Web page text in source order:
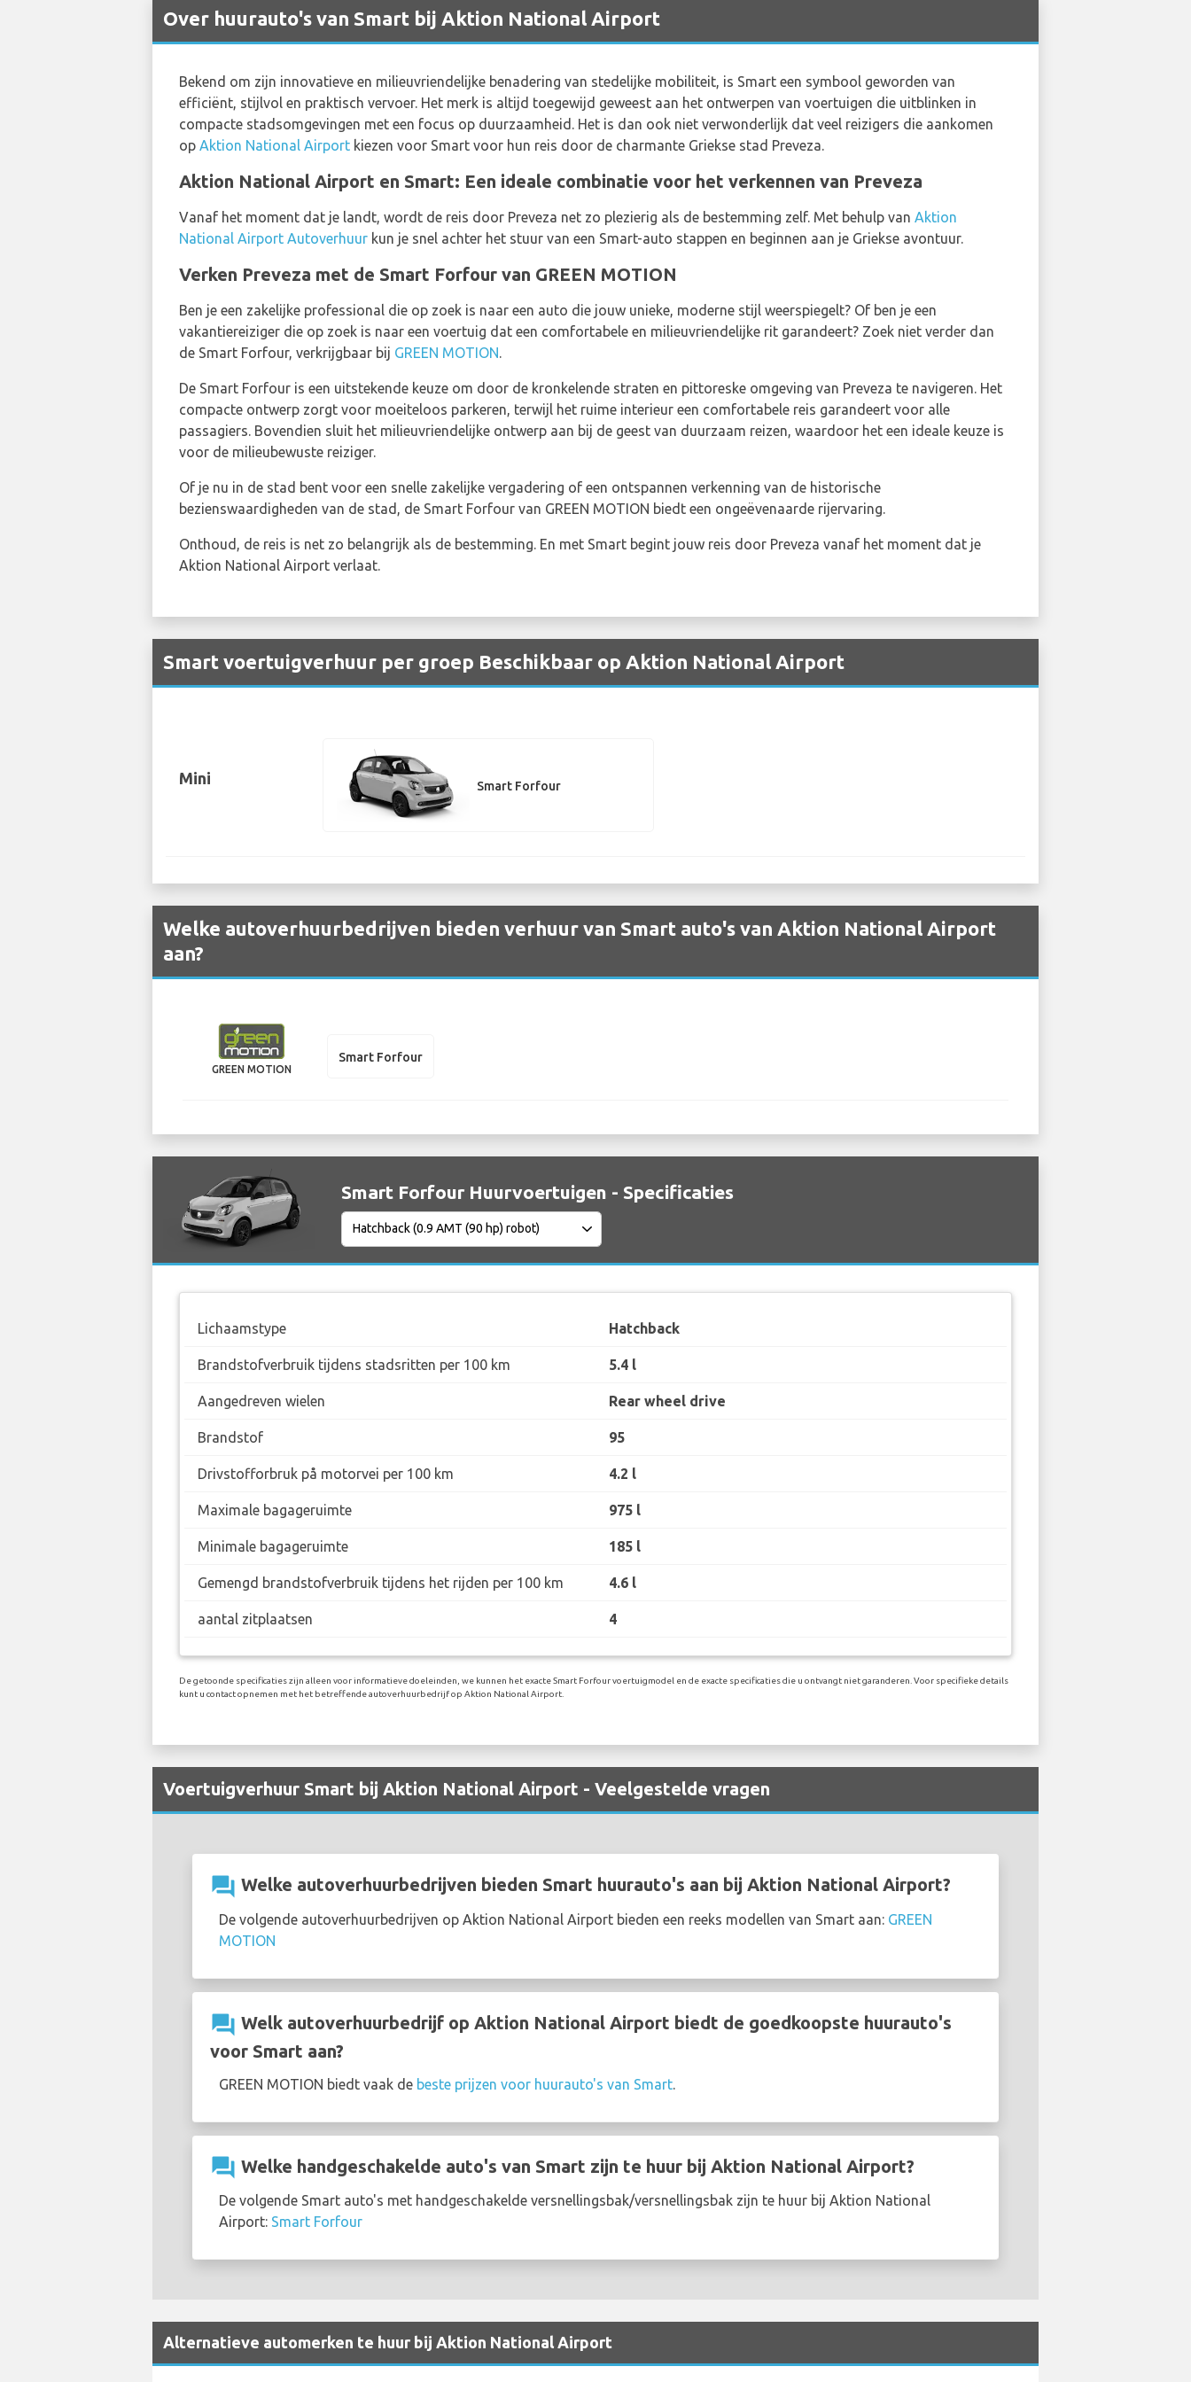
Over huurauto's van Smart bij Aktion National Airport
Bekend om zijn innovatieve en milieuvriendelijke benadering van stedelijke mobiliteit, is Smart een symbool geworden van
efficiënt, stijlvol en praktisch vervoer. Het merk is altijd toegewijd geweest aan het ontwerpen van voertuigen die uitblinken in
compacte stadsomgevingen met een focus op duurzaamheid. Het is dan ook niet verwonderlijk dat veel reizigers die aankomen
op Aktion National Airport kiezen voor Smart voor hun reis door de charmante Griekse stad Preveza.
Aktion National Airport en Smart: Een ideale combinatie voor het verkennen van Preveza
Vanaf het moment dat je landt, wordt de reis door Preveza net zo plezierig als de bestemming zelf. Met behulp van Aktion
National Airport Autoverhuur kun je snel achter het stuur van een Smart-auto stappen en beginnen aan je Griekse avontuur.
Verken Preveza met de Smart Forfour van GREEN MOTION
Ben je een zakelijke professional die op zoek is naar een auto die jouw unieke, moderne stijl weerspiegelt? Of ben je een
vakantiereiziger die op zoek is naar een voertuig dat een comfortabele en milieuvriendelijke rit garandeert? Zoek niet verder dan
de Smart Forfour, verkrijgbaar bij GREEN MOTION.
De Smart Forfour is een uitstekende keuze om door de kronkelende straten en pittoreske omgeving van Preveza te navigeren. Het
compacte ontwerp zorgt voor moeiteloos parkeren, terwijl het ruime interieur een comfortabele reis garandeert voor alle
passagiers. Bovendien sluit het milieuvriendelijke ontwerp aan bij de geest van duurzaam reizen, waardoor het een ideale keuze is
voor de milieubewuste reiziger.
Of je nu in de stad bent voor een snelle zakelijke vergadering of een ontspannen verkenning van de historische
bezienswaardigheden van de stad, de Smart Forfour van GREEN MOTION biedt een ongeëvenaarde rijervaring.
Onthoud, de reis is net zo belangrijk als de bestemming. En met Smart begint jouw reis door Preveza vanaf het moment dat je
Aktion National Airport verlaat.
Smart voertuigverhuur per groep Beschikbaar op Aktion National Airport
Mini Smart Forfour
Welke autoverhuurbedrijven bieden verhuur van Smart auto's van Aktion National Airport
aan?
GREEN MOTION
Smart Forfour
Smart Forfour Huurvoertuigen - Specificaties
Lichaamstype Hatchback
Brandstofverbruik tijdens stadsritten per 100 km 5.4 l
Aangedreven wielen Rear wheel drive
Brandstof 95
Drivstofforbruk på motorvei per 100 km 4.2 l
Maximale bagageruimte 975 l
Minimale bagageruimte 185 l
Gemengd brandstofverbruik tijdens het rijden per 100 km 4.6 l
aantal zitplaatsen 4
De getoonde specificaties zijn alleen voor informatieve doeleinden, we kunnen het exacte Smart Forfour voertuigmodel en de exacte specificaties die u ontvangt niet garanderen. Voor specifieke details
kunt u contact opnemen met het betreffende autoverhuurbedrijf op Aktion National Airport.
Voertuigverhuur Smart bij Aktion National Airport - Veelgestelde vragen
question_answer Welke autoverhuurbedrijven bieden Smart huurauto's aan bij Aktion National Airport?
De volgende autoverhuurbedrijven op Aktion National Airport bieden een reeks modellen van Smart aan: GREEN
MOTION
question_answer Welk autoverhuurbedrijf op Aktion National Airport biedt de goedkoopste huurauto's
voor Smart aan?
GREEN MOTION biedt vaak de beste prijzen voor huurauto's van Smart.
question_answer Welke handgeschakelde auto's van Smart zijn te huur bij Aktion National Airport?
De volgende Smart auto's met handgeschakelde versnellingsbak/versnellingsbak zijn te huur bij Aktion National
Airport: Smart Forfour
Alternatieve automerken te huur bij Aktion National Airport